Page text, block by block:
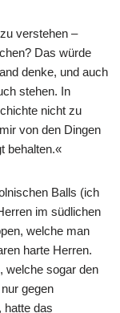
verstehen –
Das würde
denke, und auch
stehen. In
nicht zu
von den Dingen
behalten.«
Balls (ich
im südlichen
welche man
harte Herren.
welche sogar den
gegen
hatte das